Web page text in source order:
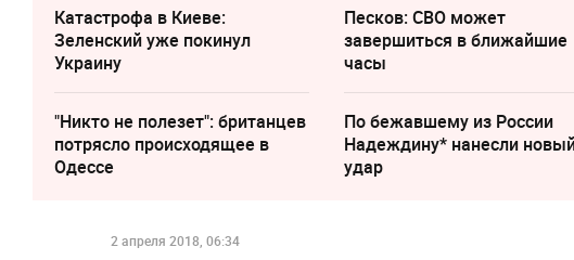
Катастрофа в Киеве:
Зеленский уже покинул
Украину
Песков: СВО может
завершиться в ближайшие
часы
"Никто не полезет": британцев
потрясло происходящее в
Одессе
По бежавшему из России
Надеждину* нанесли
удар
2 апреля 2018, 06:34